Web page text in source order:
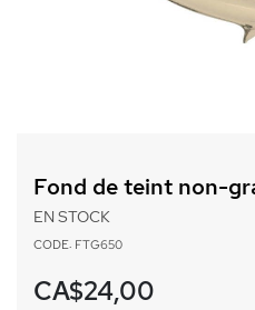
début
d’images
Fond de teint non-
EN STOCK
CODE: FTG650
CA$24,00